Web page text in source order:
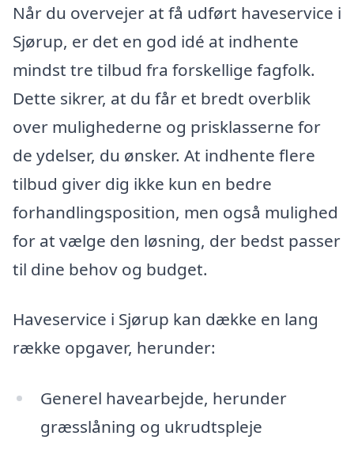
Når du overvejer at få udført haveservice i
Sjørup, er det en god idé at indhente
mindst tre tilbud fra forskellige fagfolk.
Dette sikrer, at du får et bredt overblik
over mulighederne og prisklasserne for
de ydelser, du ønsker. At indhente flere
tilbud giver dig ikke kun en bedre
forhandlingsposition, men også mulighed
for at vælge den løsning, der bedst passer
til dine behov og budget.
Haveservice i Sjørup kan dække en lang
række opgaver, herunder:
Generel havearbejde, herunder
græsslåning og ukrudtspleje